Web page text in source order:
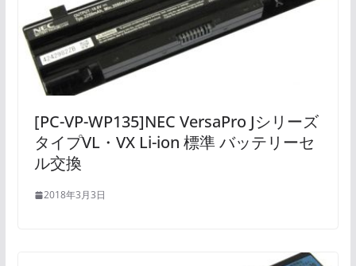
[PC-VP-WP135]NEC VersaPro Jシリーズ
タイプVL・VX Li-ion 標準 バッテリーセ
ル交換
2018年3月3日